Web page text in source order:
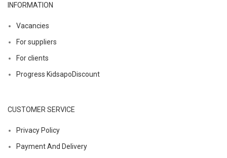
INFORMATION
Vacancies
For suppliers
For clients
Progress KidsapoDiscount
CUSTOMER SERVICE
Privacy Policy
Payment And Delivery